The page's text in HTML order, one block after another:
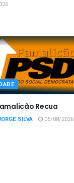
Recua
SILVA 05/08/2026